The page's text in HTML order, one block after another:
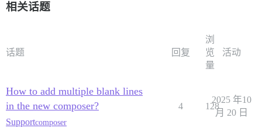
相关话题
话题 回复
浏
览
量
活动
How to add multiple blank lines
in the new composer?
Supportcomposer
4 128
2025 年10
月 20 日